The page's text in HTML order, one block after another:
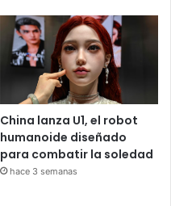
China lanza U1, el robot
humanoide diseñado
para combatir la soledad
hace 3 semanas